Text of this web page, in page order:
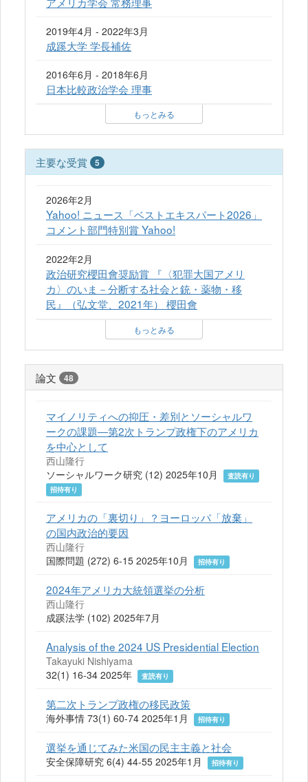
2019年4月 - 2022年3月
成蹊大学 学長補佐
2016年6月 - 2018年6月
日本比較政治学会 理事
もっとみる
主要な受賞 5
2026年2月
Yahoo! ニュース「ベストエキスパート2026」
コメント部門特別賞 Yahoo!
2022年2月
政治研究櫻田會奨励賞 『〈犯罪大国アメリ
カ〉のいま－分断する社会と銃・薬物・移
民』（弘文堂、2021年） 櫻田會
もっとみる
論文 48
マイノリティへの抑圧・差別とソーシャルワ
ークの課題―第2次トランプ政権下のアメリカ
を中心として
西山隆行
ソーシャルワーク研究 (12) 2025年10月
査読有り
招待有り
アメリカの「裏切り」？ヨーロッパ「放棄」
の国内政治的要因
西山隆行
国際問題 (272) 6-15 2025年10月
招待有り
2024年アメリカ大統領選挙の分析
西山隆行
成蹊法学 (102) 2025年7月
Analysis of the 2024 US Presidential Election
Takayuki Nishiyama
32(1) 16-34 2025年
査読有り
第二次トランプ政権の移民政策
海外事情 73(1) 60-74 2025年1月 招待有り
選挙を通じてみた米国の民主主義と社会
安全保障研究 6(4) 44-55 2025年1月 招待有り